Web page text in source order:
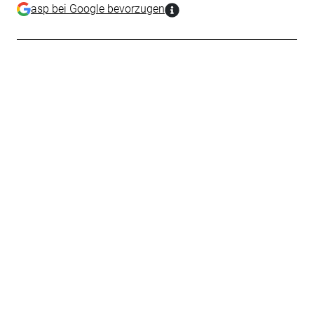
asp bei Google bevorzugen